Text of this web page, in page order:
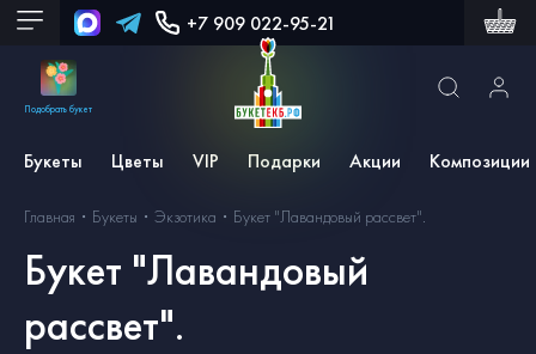
+7 909 022-95-21
Подобрать букет
Букеты Цветы VIP Подарки Акции Композиции
Главная Букеты Экзотика Букет "Лавандовый рассвет".
Букет "Лавандовый
рассвет".